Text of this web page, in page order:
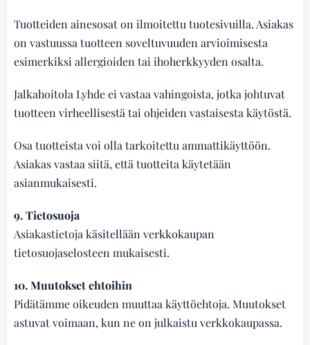
Tuotteiden ainesosat on ilmoitettu tuotesivuilla. Asiakas
on vastuussa tuotteen soveltuvuuden arvioimisesta
esimerkiksi allergioiden tai ihoherkkyyden osalta.
Jalkahoitola Lyhde ei vastaa vahingoista, jotka johtuvat
tuotteen virheellisestä tai ohjeiden vastaisesta käytöstä.
Osa tuotteista voi olla tarkoitettu ammattikäyttöön.
Asiakas vastaa siitä, että tuotteita käytetään
asianmukaisesti.
9. Tietosuoja
Asiakastietoja käsitellään verkkokaupan
tietosuojaselosteen mukaisesti.
10. Muutokset ehtoihin
Pidätämme oikeuden muuttaa käyttöehtoja. Muutokset
astuvat voimaan, kun ne on julkaistu verkkokaupassa.